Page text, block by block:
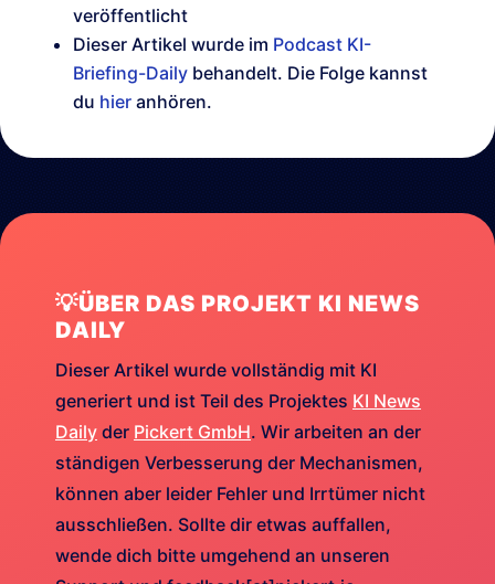
veröffentlicht
Dieser Artikel wurde im Podcast KI-
Briefing-Daily behandelt. Die Folge kannst
du hier anhören.
💡ÜBER DAS PROJEKT KI NEWS
DAILY
Dieser Artikel wurde vollständig mit KI
generiert und ist Teil des Projektes KI News
Daily der Pickert GmbH. Wir arbeiten an der
ständigen Verbesserung der Mechanismen,
können aber leider Fehler und Irrtümer nicht
ausschließen. Sollte dir etwas auffallen,
wende dich bitte umgehend an unseren